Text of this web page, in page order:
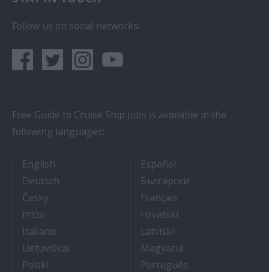
Follow us on social networks:
Free Guide to Cruise Ship Jobs is available in the
following languages:
English- Cruise Ship Jobs Español- Empleos en
Deutsch- Arbeit auf Kreuzfahrtschiffen
Български- Как Да Си
Česky- Práce na luxusních výletních lodích
Français- Travail Sur Bateau
עברית
- איך להתקבל לעבודה על אוניות נוסעים
Hrvatski- Kako dobiti posao
Italiano- Lavorare sulle navi da crociera
Latviski- Kā iegūt kuģa
Lietuviškai- Kaip įsidarbinti kruiziniuose laivuose
Magyarul- Munka a hajón
Polski- Jak dostać pracę na statku wycieczkowym
Português- Como